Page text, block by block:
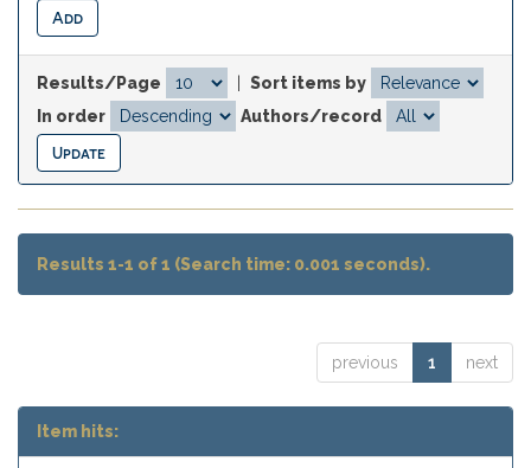
Results/Page
Sort items by
In order
Authors/record
Results 1-1 of 1 (Search time: 0.001 seconds).
previous 1 next
Item hits: